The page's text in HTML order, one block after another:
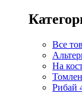
Все
На
Рибай